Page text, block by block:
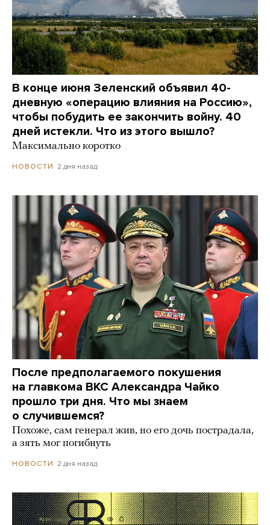
В конце июня Зеленский объявил 40-
дневную «операцию влияния на Россию»,
чтобы побудить ее закончить войну. 40
дней истекли. Что из этого вышло?
Максимально коротко
НОВОСТИ 2 дня назад
После предполагаемого покушения
на главкома ВКС Александра Чайко
прошло три дня. Что мы знаем
о случившемся?
Похоже, сам генерал жив, но его дочь пострадала,
а зять мог погибнуть
НОВОСТИ 2 дня назад